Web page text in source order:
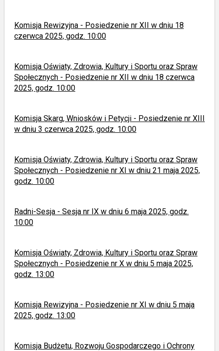
Komisja Rewizyjna - Posiedzenie nr XII w dniu 18
czerwca 2025, godz. 10:00
Komisja Oświaty, Zdrowia, Kultury i Sportu oraz Spraw
Społecznych - Posiedzenie nr XII w dniu 18 czerwca
2025, godz. 10:00
Komisja Skarg, Wniosków i Petycji - Posiedzenie nr XIII
w dniu 3 czerwca 2025, godz. 10:00
Komisja Oświaty, Zdrowia, Kultury i Sportu oraz Spraw
Społecznych - Posiedzenie nr XI w dniu 21 maja 2025,
godz. 10:00
Radni-Sesja - Sesja nr IX w dniu 6 maja 2025, godz.
10:00
Komisja Oświaty, Zdrowia, Kultury i Sportu oraz Spraw
Społecznych - Posiedzenie nr X w dniu 5 maja 2025,
godz. 13:00
Komisja Rewizyjna - Posiedzenie nr XI w dniu 5 maja
2025, godz. 13:00
Komisja Budżetu, Rozwoju Gospodarczego i Ochrony